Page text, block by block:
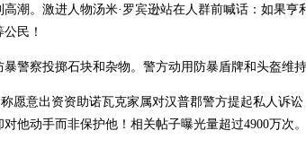
潮。激进人物汤米·罗宾逊站在人群前喊话：如果亨
民！
警察投掷石块和杂物。警方动用防暴盾牌和头盔维
愿意出资资助诺瓦克家属对汉普郡警方提起私人诉
他动手而非保护他！相关帖子曝光量超过4900万次。